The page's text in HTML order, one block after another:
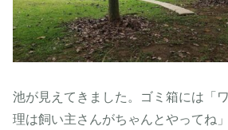
池が見えてきました。ゴミ箱には「
理は飼い主さんがちゃんとやってね